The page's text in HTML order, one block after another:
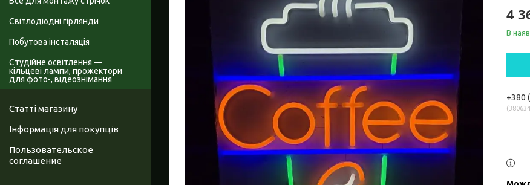
4
В
+380
Світлодіодні гірлянди
Побутова інсталяція
Студійне освітлення —
кільцеві лампи, прожектори
для фото-, відеознімання
Статті магазину
Інформація для покупців
Пользовательское
соглашение